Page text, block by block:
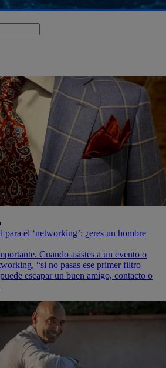
para el ‘networking’: ¿eres un hombre
Cuando asistes a un evento o
“si no pasas ese primer filtro
escapar un buen amigo, contacto o